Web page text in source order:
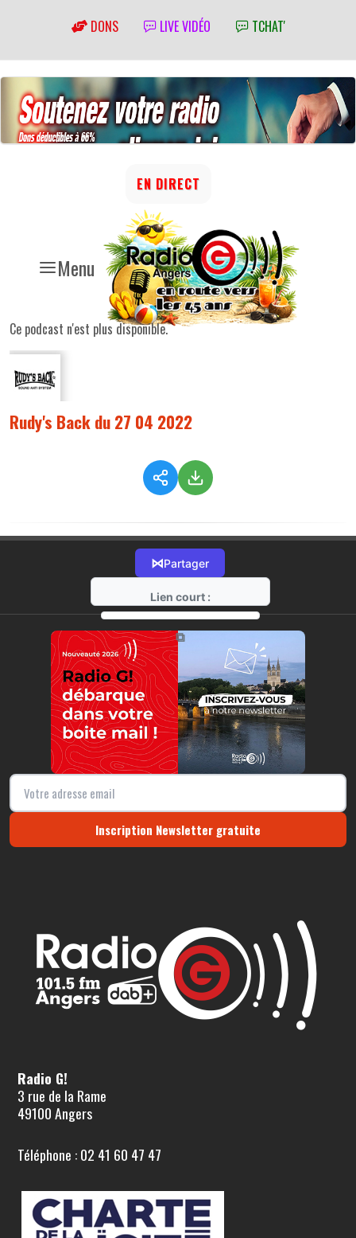
DONS LIVE VIDÉO TCHAT'
Menu
EN DIRECT
Ce podcast n'est plus disponible.
Rudy's Back du 27 04 2022
⋈Partager
Lien court :
https://radio-g.fr?8289
⧉
Inscription Newsletter gratuite
Radio G!
3 rue de la Rame
49100 Angers
Téléphone : 02 41 60 47 47